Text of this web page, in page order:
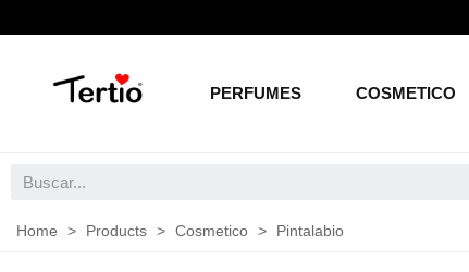
PERFUMES COSMETICO
Home > Products > Cosmetico > Pintalabio